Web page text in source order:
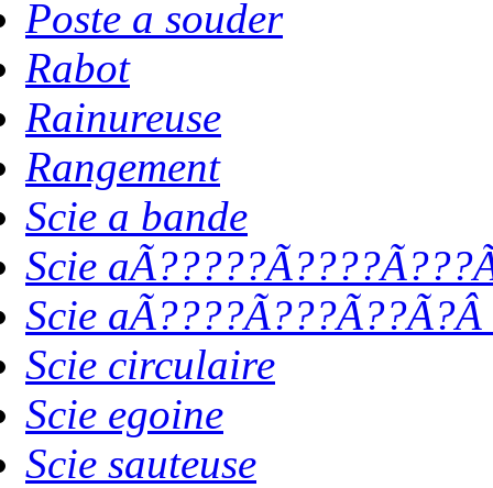
Poste a souder
Rabot
Rainureuse
Rangement
Scie a bande
Scie
Scie
Scie circulaire
Scie egoine
Scie sauteuse